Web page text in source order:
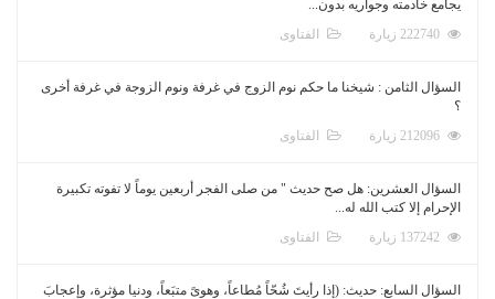
يجامع خادمته وجواريه بدون...
الفتاوى
السؤال الثامن : شيخنا ما حكم نوم الزوج في غرفة ونوم الزوجة في غرفة أخرى
؟
الفتاوى
السؤال العشرين: هل صح حديث " من صلى الفجر أربعين يوماً لا تفوته تكبيرة
الإحرام إلا كتب الله له...
الفتاوى
السؤال السابع: حديث: (إذا رأيتَ شُحّاً مُطاعاً، وهوىً متبَعاً، ودنيا مؤثرة، وإعجابَ